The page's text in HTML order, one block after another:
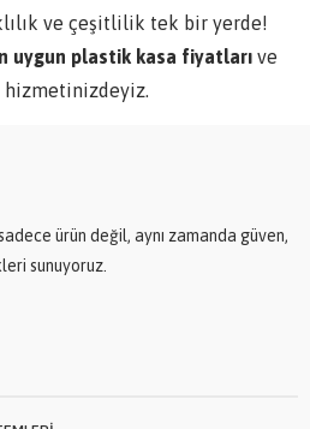
ve çeşitlilik tek bir yerde!
uygun plastik kasa fiyatları ve
hizmetinizdeyiz.
ürün değil, aynı zamanda güven,
sunuyoruz.